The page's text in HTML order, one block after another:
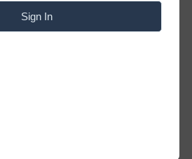
kiếm sự bình yên. Chào
Sign In